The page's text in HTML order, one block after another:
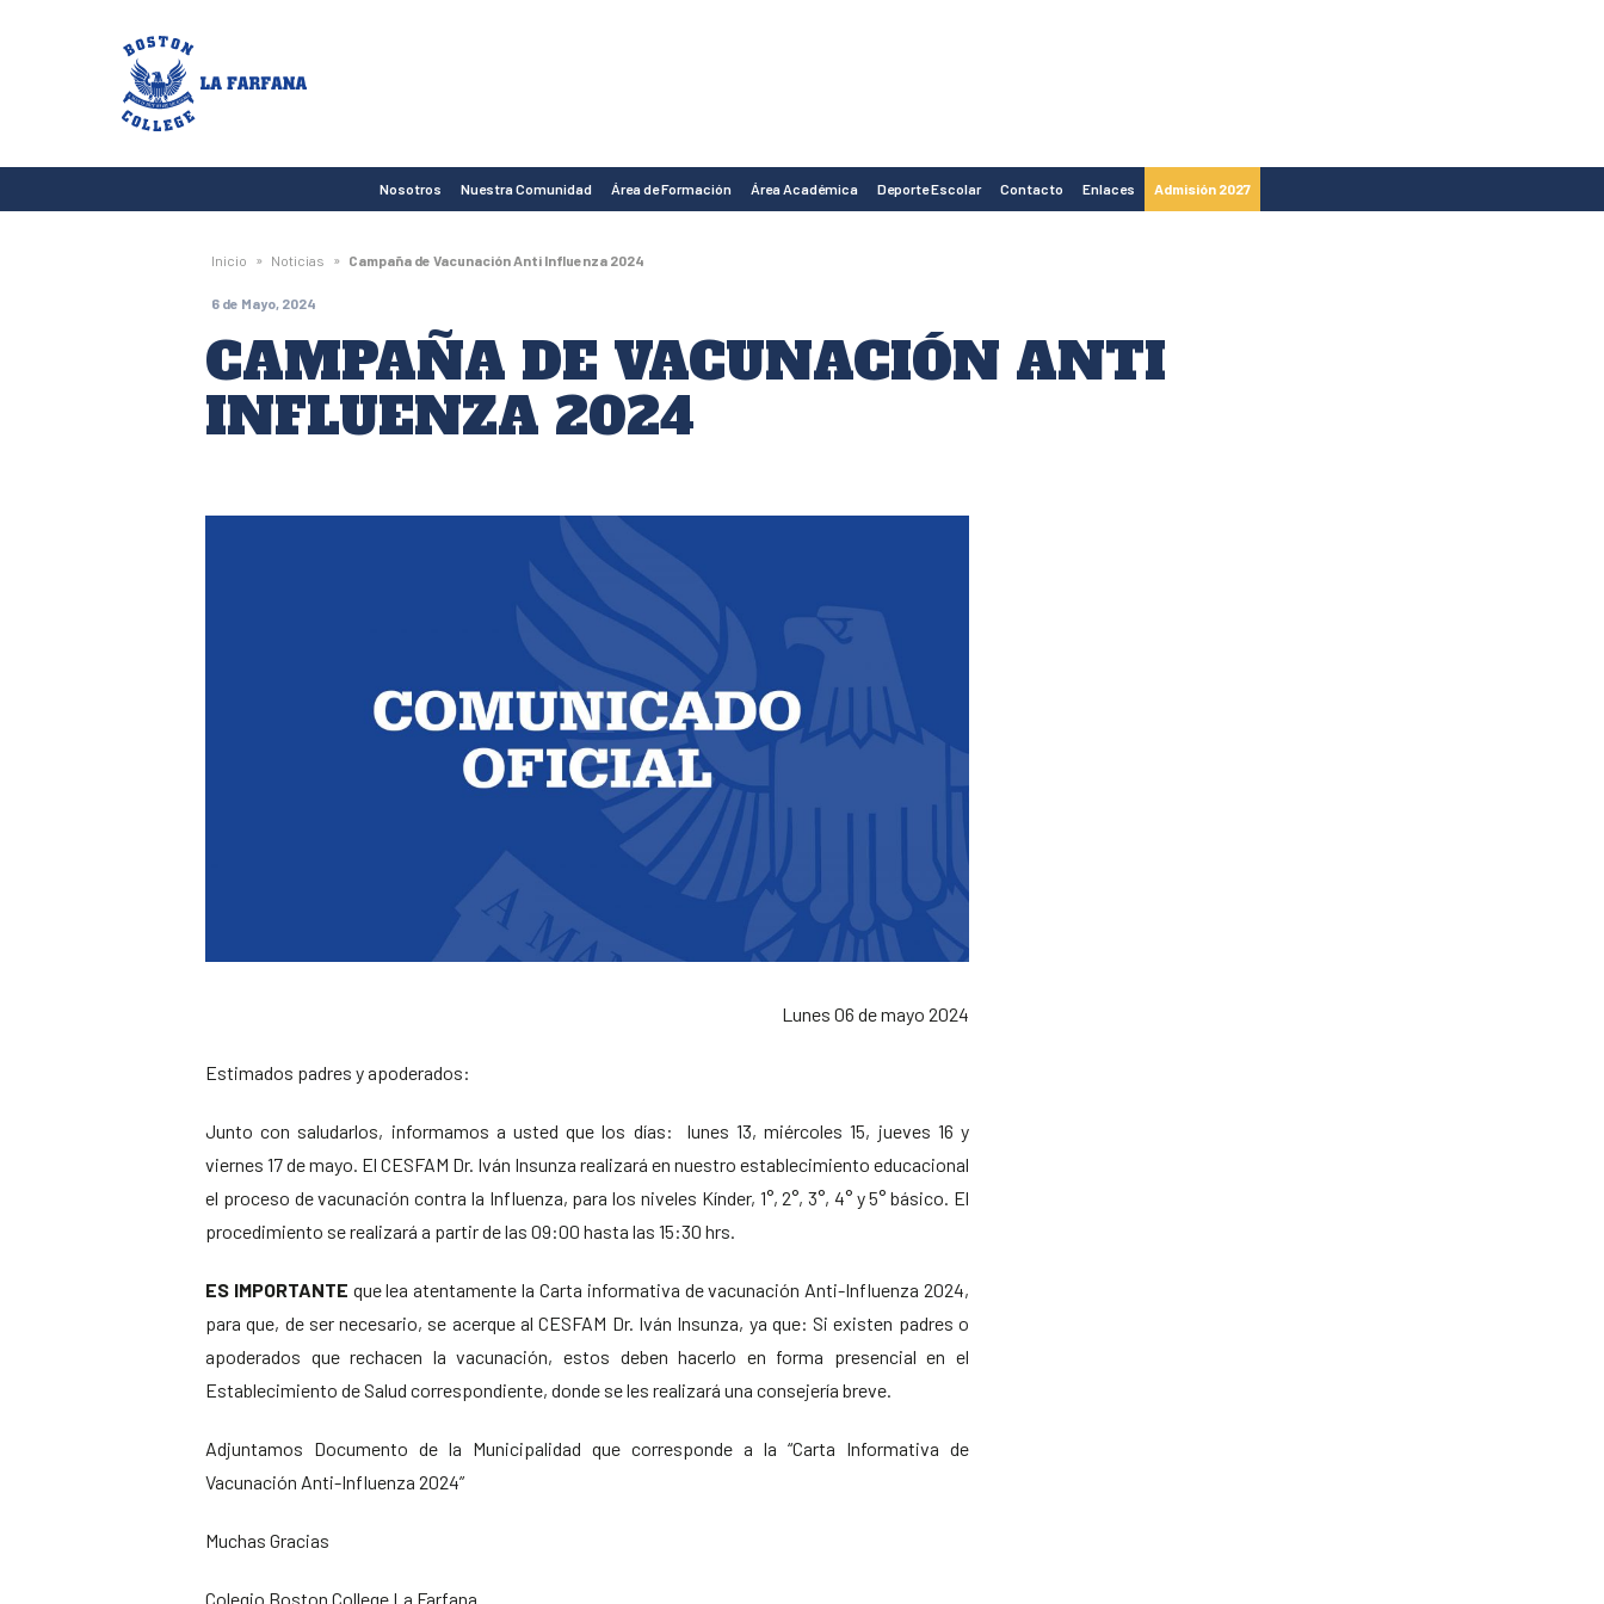
Boston
College
La
Farfana
Nosotros Nuestra Comunidad Área de Formación Área Académica Deporte Escolar Contacto Enlaces Admisión 2027
Inicio » Noticias » Campaña de Vacunación Anti Influenza 2024
6 de Mayo, 2024
CAMPAÑA DE VACUNACIÓN ANTI
INFLUENZA 2024
Lunes 06 de mayo 2024
Estimados padres y apoderados:
Junto con saludarlos, informamos a usted que los días: lunes 13, miércoles 15, jueves 16 y
viernes 17 de mayo. El CESFAM Dr. Iván Insunza realizará en nuestro establecimiento educacional
el proceso de vacunación contra la Influenza, para los niveles Kínder, 1°, 2°, 3°, 4° y 5° básico. El
procedimiento se realizará a partir de las 09:00 hasta las 15:30 hrs.
ES IMPORTANTE que lea atentamente la Carta informativa de vacunación Anti-Influenza 2024,
para que, de ser necesario, se acerque al CESFAM Dr. Iván Insunza, ya que: Si existen padres o
apoderados que rechacen la vacunación, estos deben hacerlo en forma presencial en el
Establecimiento de Salud correspondiente, donde se les realizará una consejería breve.
Adjuntamos Documento de la Municipalidad que corresponde a la “Carta Informativa de
Vacunación Anti-Influenza 2024”
Muchas Gracias
Colegio Boston College La Farfana